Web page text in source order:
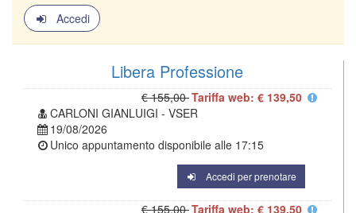
Accedi
Libera Professione
€ 155,00Tariffa web: € 139,50
CARLONI GIANLUIGI - VSER
19/08/2026
Unico appuntamento disponibile alle 17:15
Accedi per prenotare
€ 155,00Tariffa web: € 139,50